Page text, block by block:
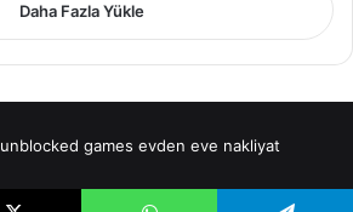
Daha Fazla Yükle
unblocked games evden eve nakliyat